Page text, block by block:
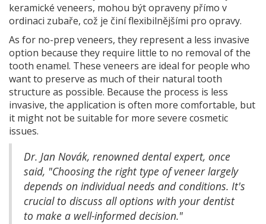
keramické veneers, mohou být opraveny přímo v
ordinaci zubaře, což je činí flexibilnějšími pro opravy.
As for no-prep veneers, they represent a less invasive
option because they require little to no removal of the
tooth enamel. These veneers are ideal for people who
want to preserve as much of their natural tooth
structure as possible. Because the process is less
invasive, the application is often more comfortable, but
it might not be suitable for more severe cosmetic
issues.
Dr. Jan Novák, renowned dental expert, once
said, "Choosing the right type of veneer largely
depends on individual needs and conditions. It's
crucial to discuss all options with your dentist
to make a well-informed decision."